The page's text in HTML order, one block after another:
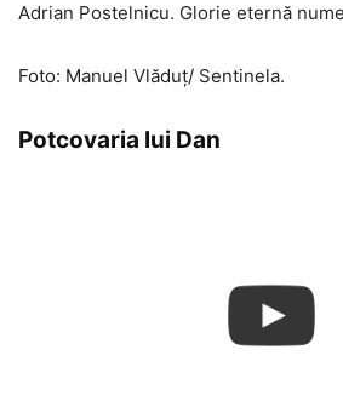
Adrian Postelnicu. Glorie eternă
Foto: Manuel Vlăduţ/ Sentinela.
Potcovaria lui Dan